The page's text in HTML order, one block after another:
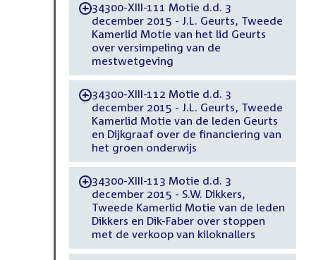
-34300-XIII-111 Motie d.d. 3
december 2015 - J.L. Geurts, Tweede
Kamerlid Motie van het lid Geurts
over versimpeling van de
mestwetgeving
-34300-XIII-112 Motie d.d. 3
december 2015 - J.L. Geurts, Tweede
Kamerlid Motie van de leden Geurts
en Dijkgraaf over de financiering van
het groen onderwijs
-34300-XIII-113 Motie d.d. 3
december 2015 - S.W. Dikkers,
Tweede Kamerlid Motie van de leden
Dikkers en Dik-Faber over stoppen
met de verkoop van kiloknallers